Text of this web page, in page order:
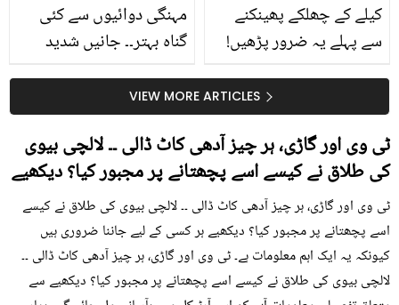
مہنگی دوائیوں سے کئی
گناہ بہتر۔۔ جانیں شدید
کیوں کھانا چاہیے؟
کیلے کے چھلکے پھینکنے
سے پہلے یہ ضرور پڑھیں!
سستا اور قدرتی حلVIEW MORE ARTICLES
ٹی وی اور گاڑی، ہر چیز آدھی کاٹ ڈالی ۔۔ لالچی بیوی
کی طلاق نے کیسے اسے پچھتانے پر مجبور کیا؟ دیکھیے
ٹی وی اور گاڑی، ہر چیز آدھی کاٹ ڈالی ۔۔ لالچی بیوی کی طلاق نے کیسے
اسے پچھتانے پر مجبور کیا؟ دیکھیے ہر کسی کے لیے جاننا ضروری ہیں
کیونکہ یہ ایک اہم معلومات ہے۔ ٹی وی اور گاڑی، ہر چیز آدھی کاٹ ڈالی ۔۔
لالچی بیوی کی طلاق نے کیسے اسے پچھتانے پر مجبور کیا؟ دیکھیے سے